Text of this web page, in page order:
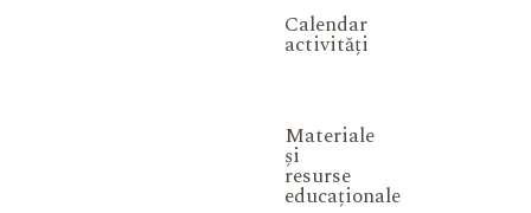
Calendar
activități
Materiale
și
resurse
educaționale